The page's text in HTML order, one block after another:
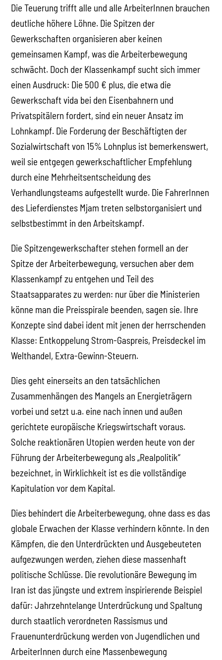
Die Teuerung trifft alle und alle ArbeiterInnen brauchen
deutliche höhere Löhne. Die Spitzen der
Gewerkschaften organisieren aber keinen
gemeinsamen Kampf, was die Arbeiterbewegung
schwächt. Doch der Klassenkampf sucht sich immer
einen Ausdruck: Die 500 € plus, die etwa die
Gewerkschaft vida bei den Eisenbahnern und
Privatspitälern fordert, sind ein neuer Ansatz im
Lohnkampf. Die Forderung der Beschäftigten der
Sozialwirtschaft von 15% Lohnplus ist bemerkenswert,
weil sie entgegen gewerkschaftlicher Empfehlung
durch eine Mehrheitsentscheidung des
Verhandlungsteams aufgestellt wurde. Die FahrerInnen
des Lieferdienstes Mjam treten selbstorganisiert und
selbstbestimmt in den Arbeitskampf.
Die Spitzengewerkschafter stehen formell an der
Spitze der Arbeiterbewegung, versuchen aber dem
Klassenkampf zu entgehen und Teil des
Staatsapparates zu werden: nur über die Ministerien
könne man die Preisspirale beenden, sagen sie. Ihre
Konzepte sind dabei ident mit jenen der herrschenden
Klasse: Entkoppelung Strom-Gaspreis, Preisdeckel im
Welthandel, Extra-Gewinn-Steuern.
Dies geht einerseits an den tatsächlichen
Zusammenhängen des Mangels an Energieträgern
vorbei und setzt u.a. eine nach innen und außen
gerichtete europäische Kriegswirtschaft voraus.
Solche reaktionären Utopien werden heute von der
Führung der Arbeiterbewegung als „Realpolitik“
bezeichnet, in Wirklichkeit ist es die vollständige
Kapitulation vor dem Kapital.
Dies behindert die Arbeiterbewegung, ohne dass es das
globale Erwachen der Klasse verhindern könnte. In den
Kämpfen, die den Unterdrückten und Ausgebeuteten
aufgezwungen werden, ziehen diese massenhaft
politische Schlüsse. Die revolutionäre Bewegung im
Iran ist das jüngste und extrem inspirierende Beispiel
dafür: Jahrzehntelange Unterdrückung und Spaltung
durch staatlich verordneten Rassismus und
Frauenunterdrückung werden von Jugendlichen und
ArbeiterInnen durch eine Massenbewegung